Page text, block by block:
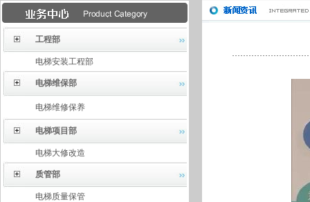
工程部
电梯安装工程部
电梯维保部
电梯维修保养
电梯项目部
电梯大修改造
质管部
电梯质量保管